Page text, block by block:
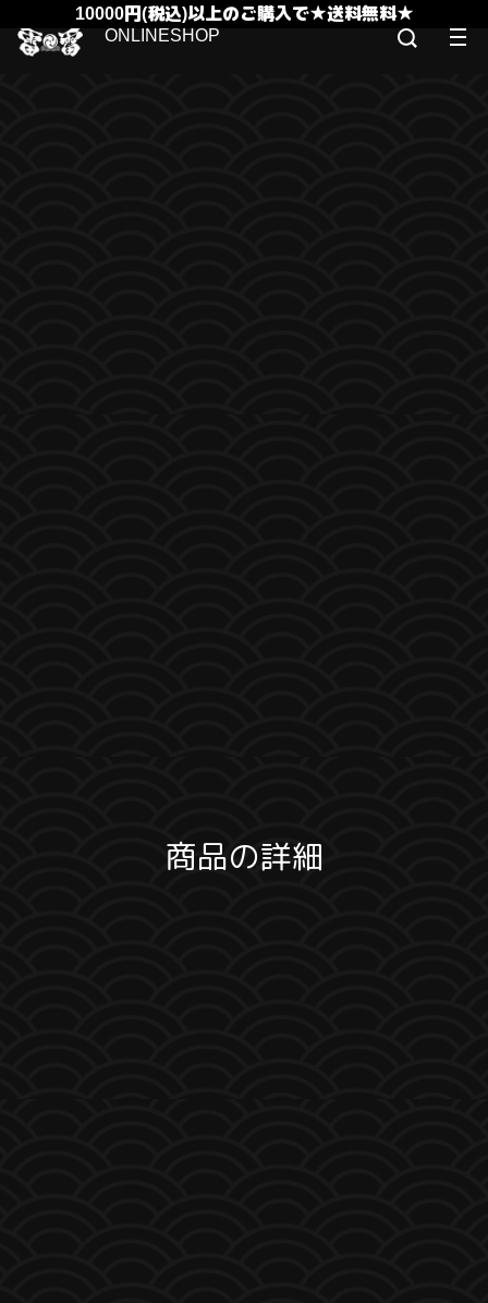
10000円(税込)以上のご購入で★送料無料★
商品の詳細
ONLINESHOP